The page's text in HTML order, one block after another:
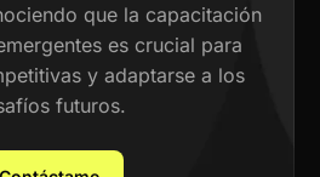
que la capacitación
es crucial para
y adaptarse a los
futuros.